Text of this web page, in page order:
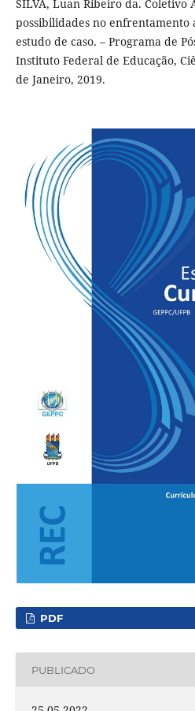
SILVA, Luan Ribeiro da. Coletivo
possibilidades no enfrentamento
estudo de caso. – Programa de
Instituto Federal de Educação,
de Janeiro, 2019.
PDF
PUBLICADO